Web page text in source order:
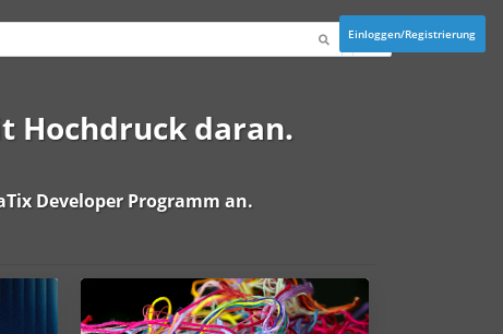
Einloggen/Registrierung
Hochdruck daran.
Developer Programm an.